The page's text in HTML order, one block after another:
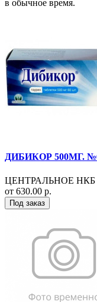
в обычное время.
ДИБИКОР 500МГ.
ЦЕНТРАЛЬНОЕ НКБ
от 630.00 р.
Под заказ